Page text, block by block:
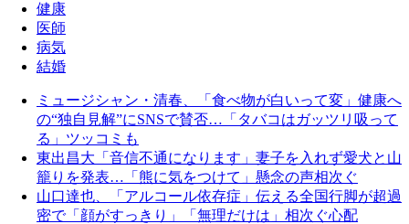
健康
医師
病気
結婚
ミュージシャン・清春、「食べ物が白いって変」健康へ
の“独自見解”にSNSで賛否…「タバコはガッツリ吸って
る」ツッコミも
東出昌大「音信不通になります」妻子を入れず愛犬と山
籠りを発表…「熊に気をつけて」懸念の声相次ぐ
山口達也、「アルコール依存症」伝える全国行脚が超過
密で「顔がすっきり」「無理だけは」相次ぐ心配